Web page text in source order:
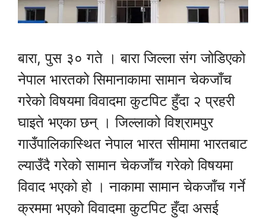
बारा, पुस ३० गते । बारा जिल्ला संग जोडिएको
नेपाल भारतको सिमानाकामा सामान चेकजाँच
गरेको विषयमा विवादमा कुटपिट हुँदा २ प्रहरी
घाइते भएका छन् । जिल्लाको विश्रामपुर
गाउँपालिकास्थित नेपाल भारत सीमामा भारतबाट
ल्याउँदै गरेको सामान चेकजाँच गरेको विषयमा
विवाद भएको हो । नाकामा सामान चेकजाँच गर्ने
क्रममा भएको विवादमा कुटपिट हुँदा असई